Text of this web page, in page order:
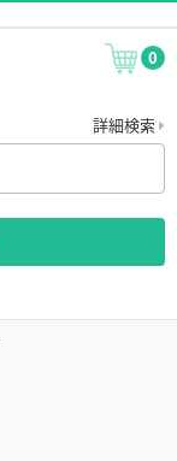
0
詳細検索